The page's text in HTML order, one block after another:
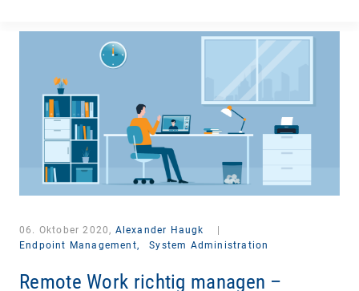
06. Oktober 2020, Alexander Haugk
Endpoint Management,
System Administration
Remote Work richtig managen –